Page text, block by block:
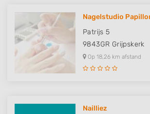
Nagelstudio
Patrijs 5
9843GR Grijpskerk
Op 18,26 km afstand
Nailliez
Measure advertising performance
Measure content performance
Understand audiences through
or combinations of data from different